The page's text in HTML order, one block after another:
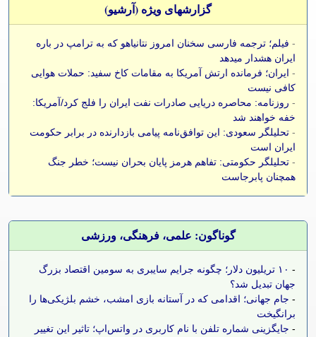
گزارشهای ویژه (آرشيو)
- فیلم؛ ترجمه فارسی سخنان امروز نتانیاهو که به ترامپ در باره
ایران هشدار میدهد
- ایران؛ فرمانده ارتش آمریکا به مقامات کاخ سفید: حملات هوایی
کافی نیست
- روزنامه: محاصره دریایی صادرات نفت ایران را فلج کرد/آمریکا:
خفه خواهند شد
- تحلیلگر سعودی: این توافق‌نامه پیامی بازدارنده در برابر حکومت
ایران است
- تحلیلگر حکومتی: تفاهم هرمز پایان بحران نیست؛ خطر جنگ
همچنان پابرجاست
گوناگون: علمی، فرهنگی، ورزشی
-
۱۰ تریلیون دلار؛ چگونه جرایم سایبری به سومین اقتصاد بزرگ
جهان تبدیل شد؟
- جام جهانی؛ اقدامی که در آستانه بازی امشب، خشم بلژیکی‌ها را
برانگیخت
- جایگزینی شماره تلفن با نام کاربری در واتس‌اپ؛ تاثیر این تغییر